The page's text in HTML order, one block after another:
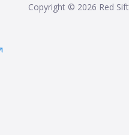
Copyright © 2026 Red Sift